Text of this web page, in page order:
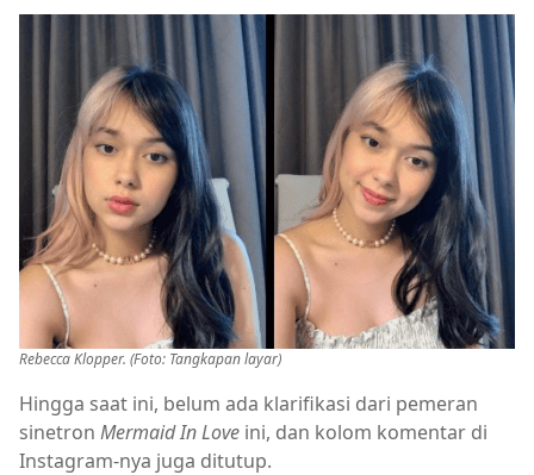
Rebecca Klopper. (Foto: Tangkapan layar)
Hingga saat ini, belum ada klarifikasi dari pemeran
sinetron Mermaid In Love ini, dan kolom komentar di
Instagram-nya juga ditutup.